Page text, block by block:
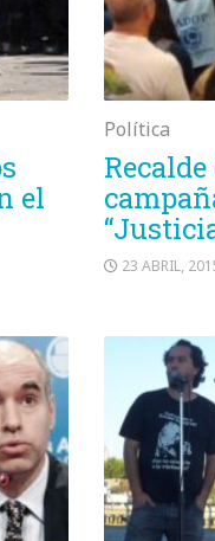
el
Política
23 ABRIL,